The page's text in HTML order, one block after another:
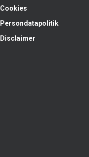
Cookies
Persondatapolitik
Disclaimer